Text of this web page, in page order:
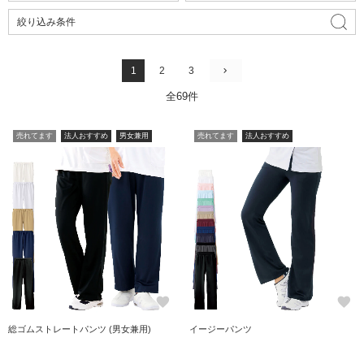
絞り込み条件
1 2 3
全69件
売れてます 法人おすすめ 男女兼用
favorite
総ゴムストレートパンツ (男女兼用)
売れてます 法人おすすめ
favorite
イージーパンツ